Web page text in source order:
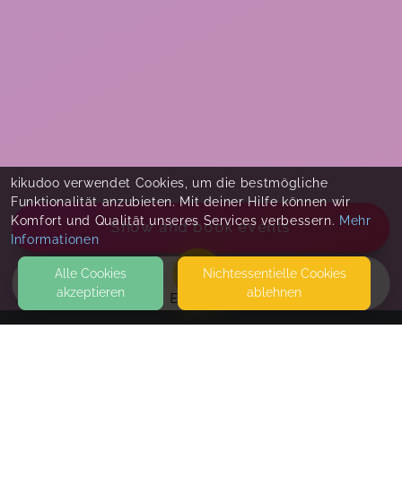
EVENTS
Show and book events
kikudoo verwendet Cookies, um die bestmögliche
Funktionalität anzubieten. Mit deiner Hilfe können wir
Komfort und Qualität unseres Services verbessern. Mehr
Informationen
Alle Cookies
akzeptieren
Nicht­essentielle Cookies
ablehnen